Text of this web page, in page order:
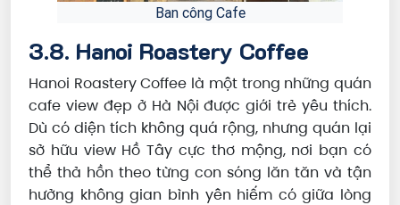
Ban công Cafe
3.8. Hanoi Roastery Coffee
Hanoi Roastery Coffee là một trong những quán
cafe view đẹp ở Hà Nội được giới trẻ yêu thích.
Dù có diện tích không quá rộng, nhưng quán lại
sở hữu view Hồ Tây cực thơ mộng, nơi bạn có
thể thả hồn theo từng con sóng lăn tăn và tận
hưởng không gian bình yên hiếm có giữa lòng